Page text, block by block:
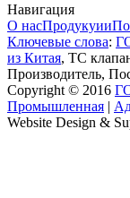
Навигация
О насПродукуии
Ключевые слова:
из Китая, ТС
Производитель,
Copyright © 2016
Промышленная |
Website Design &